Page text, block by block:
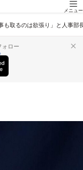
メニュー
も取るのは欲張り」と人事
ロー